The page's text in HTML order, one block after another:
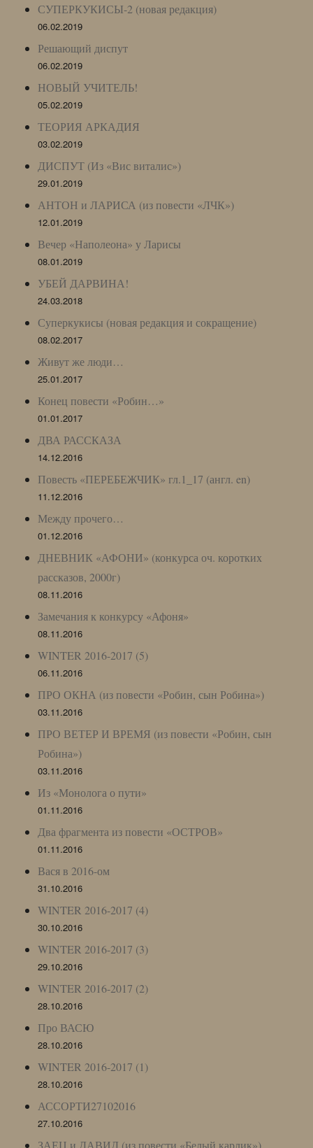
СУПЕРКУКИСЫ-2 (новая редакция)
06.02.2019
Решающий диспут
06.02.2019
НОВЫЙ УЧИТЕЛЬ!
05.02.2019
ТЕОРИЯ АРКАДИЯ
03.02.2019
ДИСПУТ (Из «Вис виталис»)
29.01.2019
АНТОН и ЛАРИСА (из повести «ЛЧК»)
12.01.2019
Вечер «Наполеона» у Ларисы
08.01.2019
УБЕЙ ДАРВИНА!
24.03.2018
Суперкукисы (новая редакция и сокращение)
08.02.2017
Живут же люди…
25.01.2017
Конец повести «Робин…»
01.01.2017
ДВА РАССКАЗА
14.12.2016
Повесть «ПЕРЕБЕЖЧИК» гл.1_17 (англ. en)
11.12.2016
Между прочего…
01.12.2016
ДНЕВНИК «АФОНИ» (конкурса оч. коротких
рассказов, 2000г)
08.11.2016
Замечания к конкурсу «Афоня»
08.11.2016
WINTER 2016-2017 (5)
06.11.2016
ПРО ОКНА (из повести «Робин, сын Робина»)
03.11.2016
ПРО ВЕТЕР И ВРЕМЯ (из повести «Робин, сын
Робина»)
03.11.2016
Из «Монолога о пути»
01.11.2016
Два фрагмента из повести «ОСТРОВ»
01.11.2016
Вася в 2016-ом
31.10.2016
WINTER 2016-2017 (4)
30.10.2016
WINTER 2016-2017 (3)
29.10.2016
WINTER 2016-2017 (2)
28.10.2016
Про ВАСЮ
28.10.2016
WINTER 2016-2017 (1)
28.10.2016
АССОРТИ27102016
27.10.2016
ЗАЕЦ и ДАВИД (из повести «Белый карлик»)